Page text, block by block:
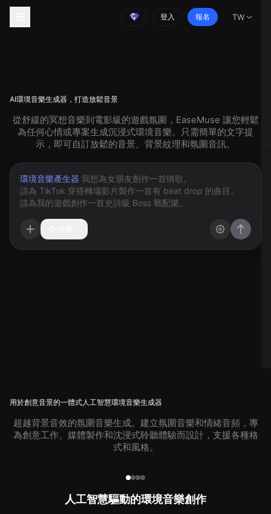
登入 報名 TW
AI環境音樂生成器，打造放鬆音景
從舒緩的冥想音樂到電影級的遊戲氛圍，EaseMuse 讓您輕鬆
為任何心情或專案生成沉浸式環境音樂。只需簡單的文字提
示，即可自訂放鬆的音景、背景紋理和氛圍音訊。
環境音樂產生器
用於創意音景的一體式人工智慧環境音樂生成器
超越背景音效的氛圍音樂生成。建立氛圍音樂和情緒音頻，專
為創意工作、媒體製作和沈浸式聆聽體驗而設計，支援各種格
式和風格。
人工智慧驅動的環境音樂創作